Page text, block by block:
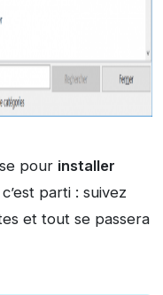
pour installer
parti : suivez
et tout se passera